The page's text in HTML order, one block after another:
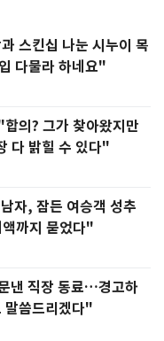
스킨십 나눈 시누이 목
다물라 하네요"
의? 그가 찾아왔지만
다 밝힐 수 있다"
자, 잠든 여승객 성추
까지 묻었다"
낸 직장 동료…경고하
말씀드리겠다"